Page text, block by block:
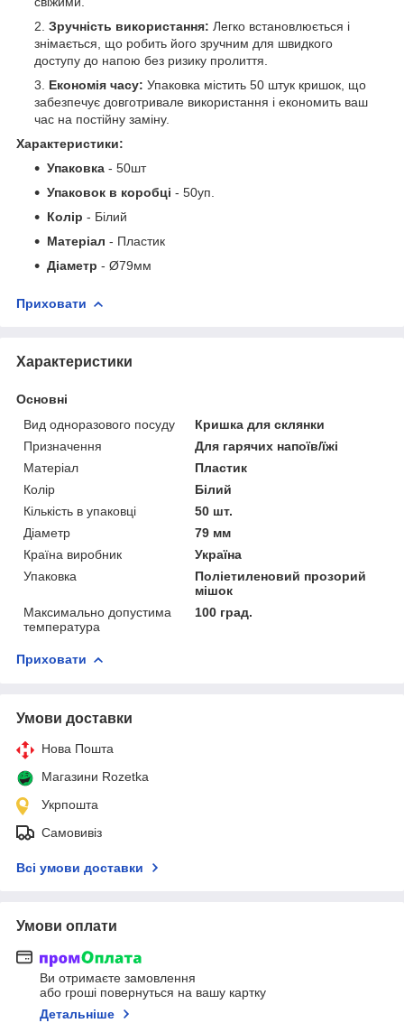
Зручність використання: Легко встановлюється і
знімається, що робить його зручним для швидкого
доступу до напою без ризику пролиття.
Економія часу: Упаковка містить 50 штук кришок, що
забезпечує довготривале використання і економить ваш
час на постійну заміну.
Характеристики:
Упаковка - 50шт
Упаковок в коробці - 50уп.
Колір - Білий
Матеріал - Пластик
Діаметр - Ø79мм
Приховати
Характеристики
Основні
Вид одноразового посуду
Кришка для склянки
Призначення
Для гарячих напоїв/їжі
Матеріал
Пластик
Колір
Білий
Кількість в упаковці
50 шт.
Діаметр
79 мм
Країна виробник
Україна
Упаковка
Поліетиленовий прозорий
мішок
Максимально допустима
температура
100 град.
Приховати
Умови доставки
Нова Пошта
Магазини Rozetka
Укрпошта
Самовивіз
Всі умови доставки
Умови оплати
Ви отримаєте замовлення
або гроші повернуться на вашу картку
Детальніше